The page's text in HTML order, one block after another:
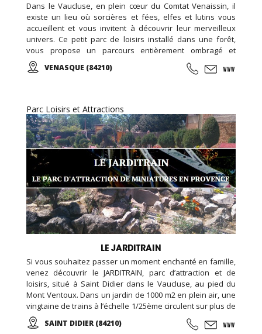
Dans le Vaucluse, en plein cœur du Comtat Venaissin, il
existe un lieu où sorcières et fées, elfes et lutins vous
accueillent et vous invitent à découvrir leur merveilleux
univers. Ce petit parc de loisirs installé dans une forêt,
vous propose un parcours entièrement ombragé et
totalement original : Labyrinthe géant en bois, installations
accrobranches pour les plus jeunes, énigmes à résoudre,
VENASQUE (84210)
Parc Loisirs et Attractions
LE JARDITRAIN
Si vous souhaitez passer un moment enchanté en famille,
venez découvrir le JARDITRAIN, parc d’attraction et de
loisirs, situé à Saint Didier dans le Vaucluse, au pied du
Mont Ventoux. Dans un jardin de 1000 m2 en plein air, une
vingtaine de trains à l’échelle 1/25ème circulent sur plus de
650 mètres de rails dans un univers en miniature, un
monde imaginaire et incroyable fait de multiples mises en
SAINT DIDIER (84210)